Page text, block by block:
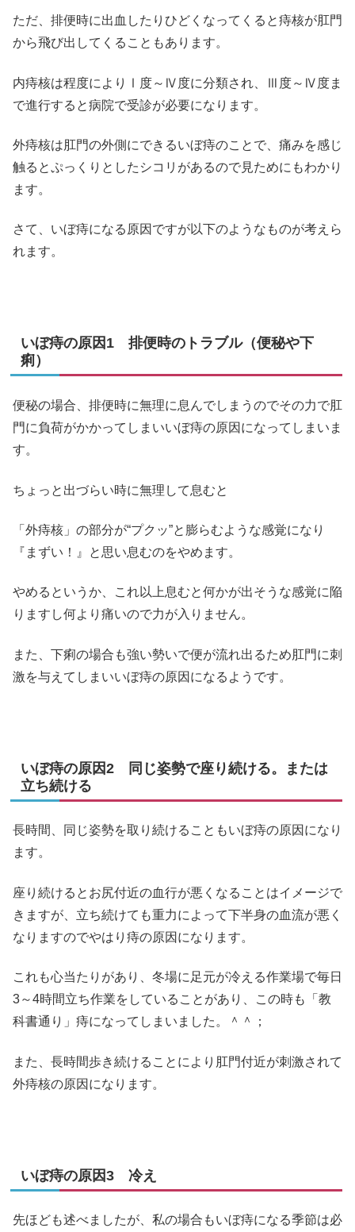
ただ、排便時に出血したりひどくなってくると痔核が肛門
から飛び出してくることもあります。
内痔核は程度によりⅠ度～Ⅳ度に分類され、Ⅲ度～Ⅳ度ま
で進行すると病院で受診が必要になります。
外痔核は肛門の外側にできるいぼ痔のことで、痛みを感じ
触るとぷっくりとしたシコリがあるので見ためにもわかり
ます。
さて、いぼ痔になる原因ですが以下のようなものが考えら
れます。
いぼ痔の原因1 排便時のトラブル（便秘や下
痢）
便秘の場合、排便時に無理に息んでしまうのでその力で肛
門に負荷がかかってしまいいぼ痔の原因になってしまいま
す。
ちょっと出づらい時に無理して息むと
「外痔核」の部分が“プクッ”と膨らむような感覚になり
『まずい！』と思い息むのをやめます。
やめるというか、これ以上息むと何かが出そうな感覚に陥
りますし何より痛いので力が入りません。
また、下痢の場合も強い勢いで便が流れ出るため肛門に刺
激を与えてしまいいぼ痔の原因になるようです。
いぼ痔の原因2 同じ姿勢で座り続ける。または
立ち続ける
長時間、同じ姿勢を取り続けることもいぼ痔の原因になり
ます。
座り続けるとお尻付近の血行が悪くなることはイメージで
きますが、立ち続けても重力によって下半身の血流が悪く
なりますのでやはり痔の原因になります。
これも心当たりがあり、冬場に足元が冷える作業場で毎日
3～4時間立ち作業をしていることがあり、この時も「教
科書通り」痔になってしまいました。＾＾；
また、長時間歩き続けることにより肛門付近が刺激されて
外痔核の原因になります。
いぼ痔の原因3 冷え
先ほども述べましたが、私の場合もいぼ痔になる季節は必